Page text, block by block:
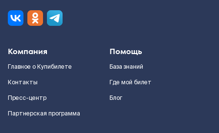
Компания
Главное о Купибилете
Контакты
Пресс-центр
Партнерская программа
Помощь
База знаний
Где мой билет
Блог